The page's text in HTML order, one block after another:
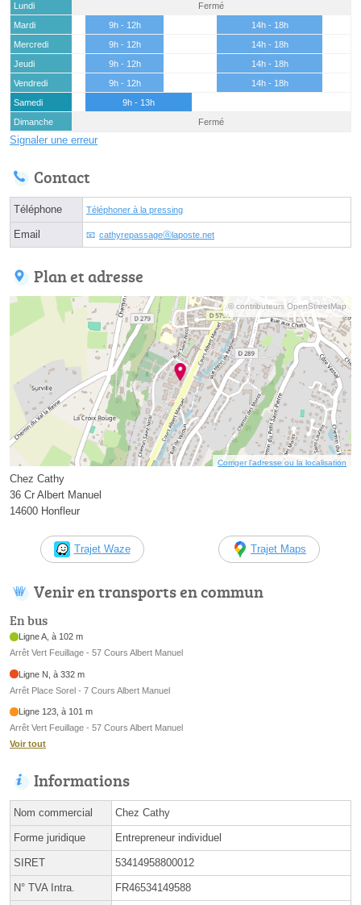
Lundi
Fermé
Mardi
9h - 12h
14h - 18h
Mercredi
9h - 12h
14h - 18h
Jeudi
9h - 12h
14h - 18h
Vendredi
9h - 12h
14h - 18h
Samedi
9h - 13h
Dimanche
Fermé
Signaler une erreur
Contact
Téléphone Téléphoner à la pressing
Email cathyrepassageⓐlaposte.net
Plan et adresse
© contributeurs OpenStreetMap
Corriger l’adresse ou la localisation
Chez Cathy
36 Cr Albert Manuel
14600 Honfleur
Trajet Waze Trajet Maps
Venir en transports en commun
En bus
Ligne A, à 102 m
Arrêt Vert Feuillage - 57 Cours Albert Manuel
Ligne N, à 332 m
Arrêt Place Sorel - 7 Cours Albert Manuel
Ligne 123, à 101 m
Arrêt Vert Feuillage - 57 Cours Albert Manuel
Voir tout
Informations
Nom commercial Chez Cathy
Forme juridique Entrepreneur individuel
SIRET 53414958800012
N° TVA Intra. FR46534149588